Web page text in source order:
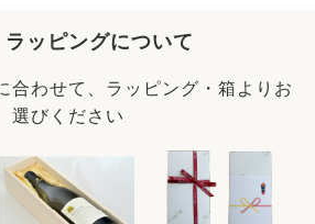
ラッピングについて
合わせて、ラッピング・箱よりお
選びください